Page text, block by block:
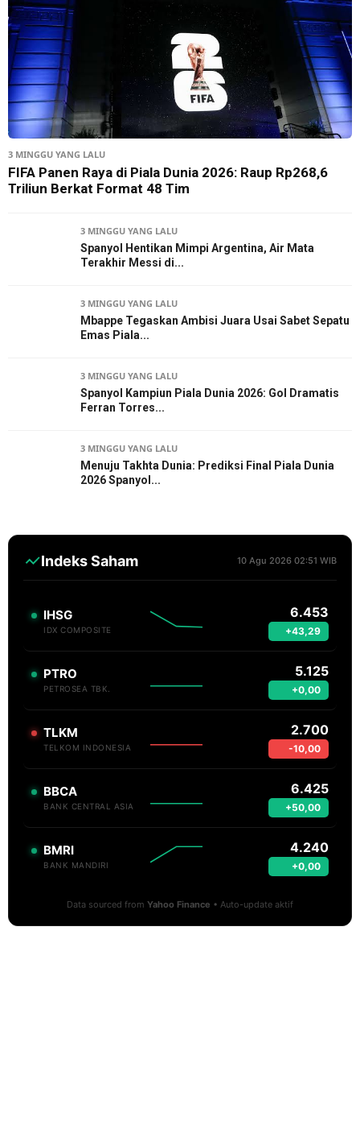
3 MINGGU YANG LALU
FIFA Panen Raya di Piala Dunia 2026: Raup Rp268,6
Triliun Berkat Format 48 Tim
3 MINGGU YANG LALU
Spanyol Hentikan Mimpi Argentina, Air Mata
Terakhir Messi di...
3 MINGGU YANG LALU
Mbappe Tegaskan Ambisi Juara Usai Sabet Sepatu
Emas Piala...
3 MINGGU YANG LALU
Spanyol Kampiun Piala Dunia 2026: Gol Dramatis
Ferran Torres...
3 MINGGU YANG LALU
Menuju Takhta Dunia: Prediksi Final Piala Dunia
2026 Spanyol...
Indeks Saham 10 Agu 2026 02:51 WIB
IHSG
IDX COMPOSITE
6.453
+43,29
PTRO
PETROSEA TBK.
5.125
+0,00
TLKM
TELKOM INDONESIA
2.700
-10,00
BBCA
BANK CENTRAL ASIA
6.425
+50,00
BMRI
BANK MANDIRI
4.240
+0,00
Data sourced from Yahoo Finance • Auto-update aktif